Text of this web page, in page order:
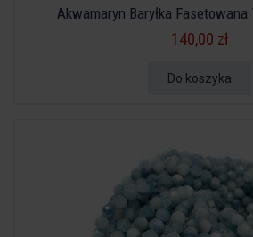
Akwamaryn Baryłka
140,00 zł
Do koszyka